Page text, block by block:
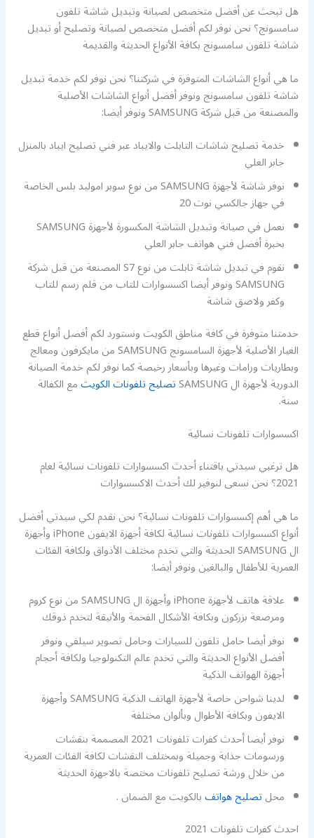
هل تبحث عن أفضل متخصص لصيانة وتبديل شاشة تلفون
سامسونج؟ نحن نوفر لكم أفضل متخصص لصيانة وتصليح أو تبديل
شاشة تلفون سامسونج بكافة الأنواع الحديثة والقديمة
ما هي أنواع الشاشات المتوفرة في شركتنا؟ نحن نوفر لكم خدمة تبديل
شاشة تلفون سامسونج ونوفر أفضل أنواع الشاشات الأصلية
والمصنعة من قبل شركة SAMSUNG ونوفر أيضا:
خدمة تصليح شاشات التابلت والايباد عبر فني تصليح ايباد بالمنزل
جابر العلي
نوفر شاشة لأجهزة SAMSUNG من نوع سوبر اموليد بلس الخاصة
في جهاز جالكسي نوت 20
نعمل في صيانة وتبديل الشاشة المكسورة لأجهزة SAMSUNG
بخبرة أفضل فني هواتف جابر العلي
نقوم في تبديل شاشة تابلت من نوع S7 المصنعة من قبل شركة
SAMSUNG ونوفر أيضا اكسسوارات للتاب من قلم رسم للتاب
وكفر ولاصق شاشة
خدمتنا متوفرة في كافة مناطق الكويت ونستورد لكم أفضل أنواع قطع
الغيار الأصلية لأجهزة السامسونج SAMSUNG من مايكرفون ومعالج
وبطاريات ورامات وغيرها وبأسعار رخيصة كما نوفر لكم خدمة الصيانة
الدورية لأجهزة ال SAMSUNG تصليح تلفونات الكويتمع الكفالة
سنة.
اكسسوارات تلفونات نسائية
هل ترغبي سيدتي باقتناء أحدث اكسسوارات تلفونات نسائية لعام
2021؟ نحن نسعى لنوفير لك أحدث الاكسسوارات
ما هي أهم إكسسوارات تلفونات نسائية؟ نحن نقدم لكي سيدتي أفضل
أنواع اكسسوارات تلفونات نسائية لكافة أجهزة الايفون iPhone وأجهزة
ال SAMSUNG الحديثة والتي تخدم مختلف الأذواق ولكافة الفئات
العمرية للأطفال والبالغين ونوفر أيضا:
علاقة هاتف لأجهزة iPhone وأجهزة ال SAMSUNG من نوع كروم
ومرصعة بزركون وبكافة الأشكال الفخمة والأنيقة لتخدم ذوقك
نوفر أيضا حامل تلفون للسيارات وحامل تصوير سيلفي ونوفر
أفضل الأنواع الحديثة والتي تخدم عالم التكنولوجيا ولكافة أحجام
أجهزة الهواتف الذكية
لدينا شواحن خاصة لأجهزة الهاتف الذكية SAMSUNG وأجهزة
الايفون وبكافة الأطوال وبألوان مختلفة
نوفر أيضا أحدث كفرات تلفونات 2021 المصممة بنقشات
ورسومات جذابة وجميلة وبمختلف النقشات لكافة الفئات العمرية
من خلال ورشة تصليح تلفونات مختصة بالاجهزة الحديثة
محلتصليح هواتفبالكويت مع الضمان .
احدث كفرات تلفونات 2021